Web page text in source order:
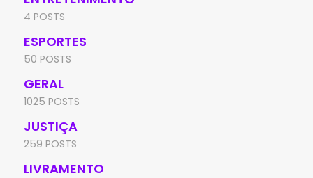
4 POSTS
ESPORTES
50 POSTS
GERAL
1025 POSTS
JUSTIÇA
259 POSTS
LIVRAMENTO